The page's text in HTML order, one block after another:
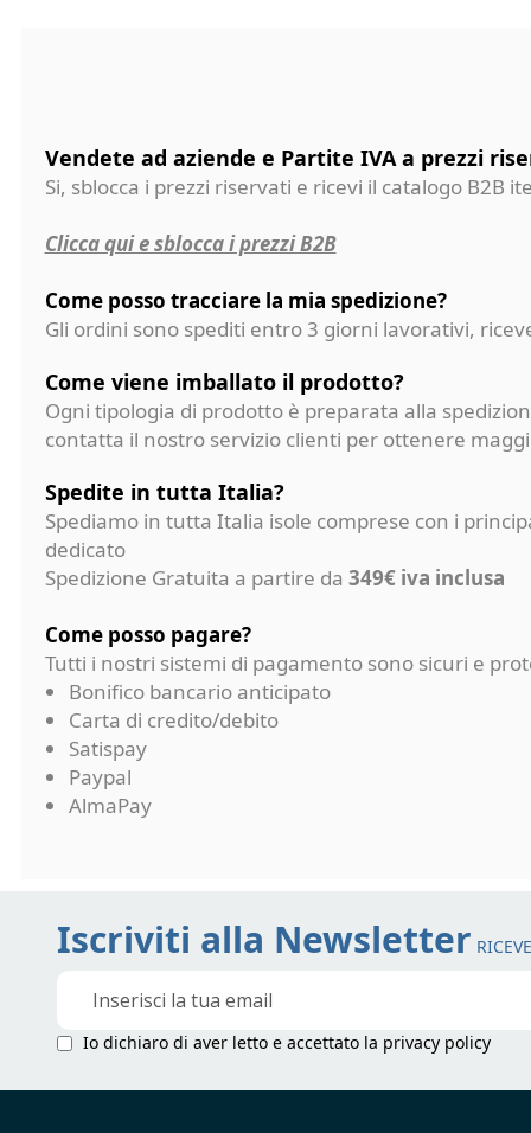
Vendete ad aziende e Partite IVA a prezzi
Si, sblocca i prezzi riservati e ricevi il catalogo B2B
Clicca qui e sblocca i prezzi B2B
Come posso tracciare la mia spedizione?
Gli ordini sono spediti entro 3 giorni lavorativi,
Come viene imballato il prodotto?
Ogni tipologia di prodotto è preparata alla
contatta il nostro servizio clienti per ottenere
Spedite in tutta Italia?
Spediamo in tutta Italia isole comprese con i
dedicato
Spedizione Gratuita a partire da 349€ iva inclusa
Come posso pagare?
Tutti i nostri sistemi di pagamento sono sicuri e
Bonifico bancario anticipato
Carta di credito/debito
Satispay
Paypal
AlmaPay
Iscriviti alla Newsletter
Newsletter:
Io dichiaro di aver letto e accettato la privacy policy